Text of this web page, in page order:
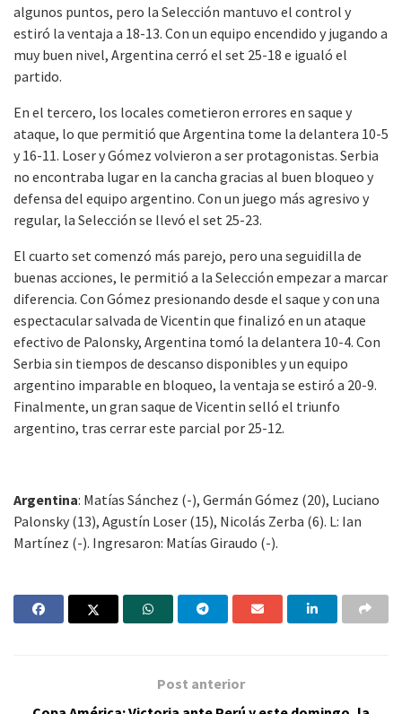
algunos puntos, pero la Selección mantuvo el control y
estiró la ventaja a 18-13. Con un equipo encendido y jugando a
muy buen nivel, Argentina cerró el set 25-18 e igualó el
partido.
En el tercero, los locales cometieron errores en saque y
ataque, lo que permitió que Argentina tome la delantera 10-5
y 16-11. Loser y Gómez volvieron a ser protagonistas. Serbia
no encontraba lugar en la cancha gracias al buen bloqueo y
defensa del equipo argentino. Con un juego más agresivo y
regular, la Selección se llevó el set 25-23.
El cuarto set comenzó más parejo, pero una seguidilla de
buenas acciones, le permitió a la Selección empezar a marcar
diferencia. Con Gómez presionando desde el saque y con una
espectacular salvada de Vicentin que finalizó en un ataque
efectivo de Palonsky, Argentina tomó la delantera 10-4. Con
Serbia sin tiempos de descanso disponibles y un equipo
argentino imparable en bloqueo, la ventaja se estiró a 20-9.
Finalmente, un gran saque de Vicentin selló el triunfo
argentino, tras cerrar este parcial por 25-12.
Argentina: Matías Sánchez (-), Germán Gómez (20), Luciano
Palonsky (13), Agustín Loser (15), Nicolás Zerba (6). L: Ian
Martínez (-). Ingresaron: Matías Giraudo (-).
Post anterior